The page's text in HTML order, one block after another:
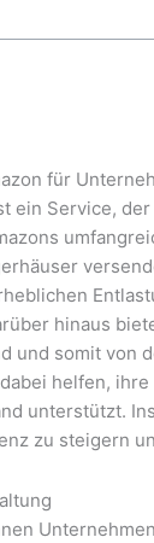
für
ein Service,
hinaus
und somit von
helfen,
unterstützt.
zu steigern